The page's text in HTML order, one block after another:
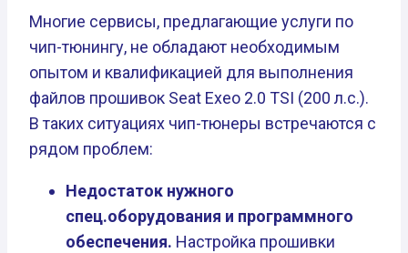
Многие сервисы, предлагающие услуги по
чип-тюнингу, не обладают необходимым
опытом и квалификацией для выполнения
файлов прошивок Seat Exeo 2.0 TSI (200 л.с.).
В таких ситуациях чип-тюнеры встречаются с
рядом проблем:
Недостаток нужного
спец.оборудования и программного
обеспечения. Настройка прошивки